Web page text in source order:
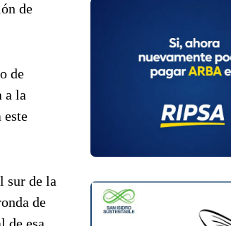
de
de
a la
este
sur de la
de